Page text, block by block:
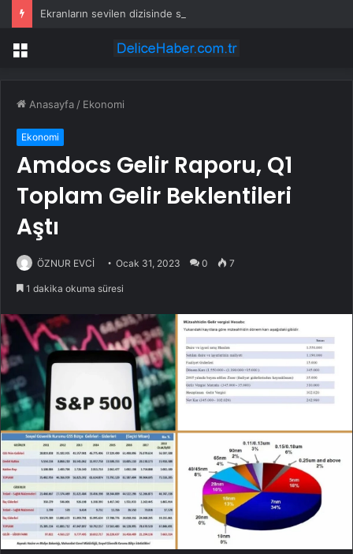
Menü
Anasayfa / Ekonomi
Ekonomi
Amdocs Gelir Raporu, Q1
Toplam Gelir Beklentileri
Aştı
ÖZNUR EVCİ Ocak 31, 2023 0 7
1 dakika okuma süresi